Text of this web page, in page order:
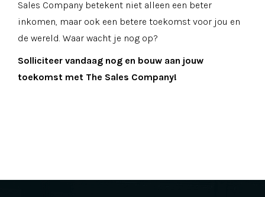
Sales Company betekent niet alleen een beter
inkomen, maar ook een betere toekomst voor jou en
de wereld. Waar wacht je nog op?
Solliciteer vandaag nog en bouw aan jouw
toekomst met The Sales Company!